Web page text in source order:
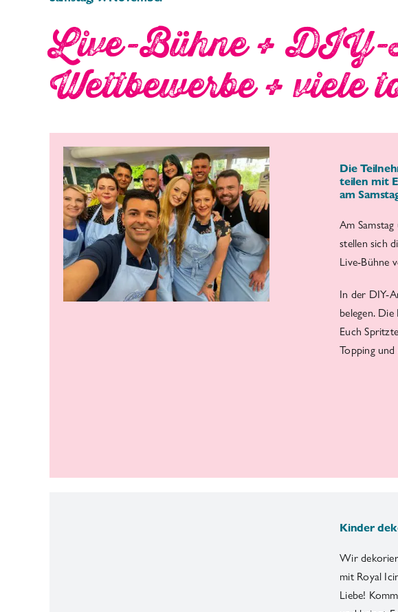
Live-Bühne + DIY-
Wettbewerbe + viele
Die
teilen mit
am
Am
stellen sich
Live-Bühne
In der DIY-
belegen.
Euch
Topping
Kinder
Wir
mit Royal
Liebe!